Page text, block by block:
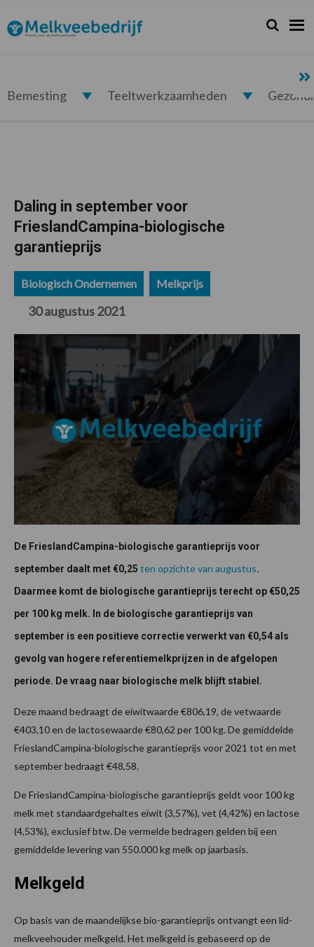
de
hoofdnavigatie
de
hoofd
de
eerste
de
voettekst
Melkveebedrijf.nl Zoeken...
Zoek
Bemesting Teeltwerkzaamheden
Daling in september voor
FrieslandCampina-biologische
garantieprijs
Biologisch Ondernemen Melkprijs
30 augustus 2021
De FrieslandCampina-biologische garantieprijs voor
september daalt met €0,25 ten opzichte van augustus.
Daarmee komt de biologische garantieprijs terecht op €50,25
per 100 kg melk. In de biologische garantieprijs van
september is een positieve correctie verwerkt van €0,54 als
gevolg van hogere referentiemelkprijzen in de afgelopen
periode. De vraag naar biologische melk blijft stabiel.
Deze maand bedraagt de eiwitwaarde €806,19, de vetwaarde
€403,10 en de lactosewaarde €80,62 per 100 kg. De gemiddelde
FrieslandCampina-biologische garantieprijs voor 2021 tot en met
september bedraagt €48,58.
De FrieslandCampina-biologische garantieprijs geldt voor 100 kg
melk met standaardgehaltes eiwit (3,57%), vet (4,42%) en lactose
(4,53%), exclusief btw. De vermelde bedragen gelden bij een
gemiddelde levering van 550.000 kg melk op jaarbasis.
Melkgeld
Op basis van de maandelijkse bio-garantieprijs ontvangt een lid-
melkveehouder melkgeld. Het melkgeld is gebaseerd op de